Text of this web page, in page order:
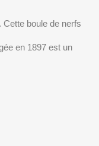
boule de nerfs
en 1897 est un